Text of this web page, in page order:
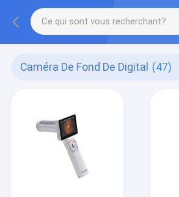
Caméra De Fond De Digital (47)